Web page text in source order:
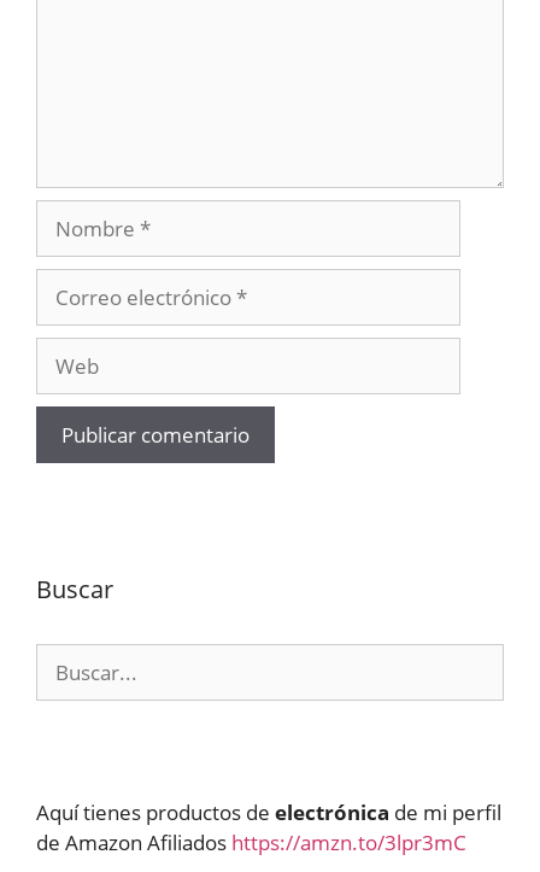
Nombre
electrónico
Buscar
Aquí tienes productos de electrónica de mi perfil
de Amazon Afiliados https://amzn.to/3lpr3mC